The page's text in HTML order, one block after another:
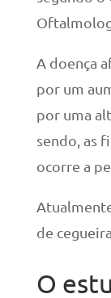
A doença
por um
por uma
sendo, as
ocorre a
de
O